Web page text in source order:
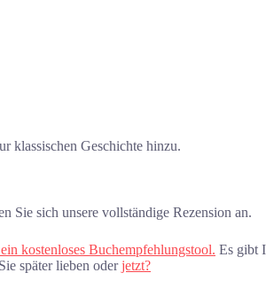
klassischen Geschichte hinzu.
Sie sich unsere vollständige Rezension an.
kostenloses Buchempfehlungstool. Es gibt
später lieben oderjetzt?